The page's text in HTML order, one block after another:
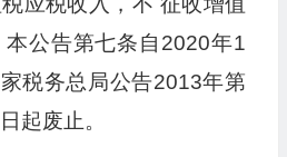
公告第七条自2020年1
税务总局公告2013年第
起废止。